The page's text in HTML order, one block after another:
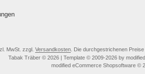
MwSt. zzgl. Versandkosten . Die durchgestrichenen
Tabak Träber © 2026 | Template © 2009-2026 by
modified eCommerce Shopsoftware ©